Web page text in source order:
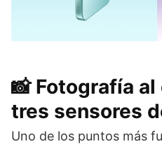
📸 Fotografía
tres sensores
Uno de los puntos más